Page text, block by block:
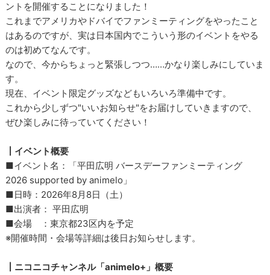
ントを開催することになりました！
これまでアメリカやドバイでファンミーティングをやったこと
はあるのですが、実は日本国内でこういう形のイベントをやる
のは初めてなんです。
なので、今からちょっと緊張しつつ……かなり楽しみにしていま
す。
現在、イベント限定グッズなどもいろいろ準備中です。
これから少しずつ"いいお知らせ"をお届けしていきますので、
ぜひ楽しみに待っていてください！
┃イベント概要
■イベント名：「平田広明 バースデーファンミーティング
2026 supported by animelo」
■日時：2026年8月8日（土）
■出演者： 平田広明
■会場 ：東京都23区内を予定
※開催時間・会場等詳細は後日お知らせします。
┃ニコニコチャンネル「animelo+」概要